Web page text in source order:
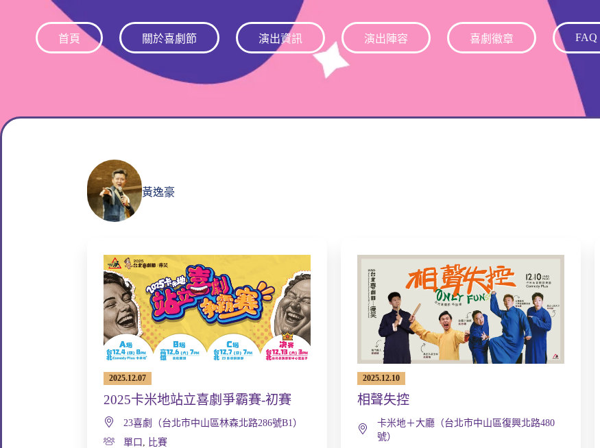
首頁 關於喜劇節 演出資訊 演出陣容 喜劇徽章 FAQ
黃逸豪
2025.12.07
2025卡米地站立喜劇爭霸賽-初賽
23喜劇（台北市中山區林森北路286號B1）
單口
比賽
2025.12.10
相聲失控
卡米地＋大廳（台北市中山區復興北路480
號）